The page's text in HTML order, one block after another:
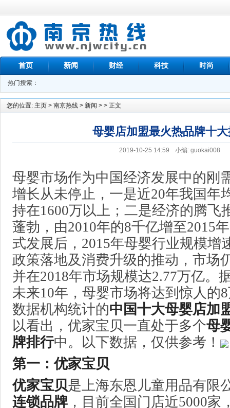
首页 新闻 财经 科技 时尚
热门搜索：
您的位置: 主页 > 南京热线 > 新闻 > > 正文
母婴店加盟最火热品牌十
2019-10-25 14:59 小编: guokai008
母婴市场作为中国经济发展中的刚
增长从未停止，一是近20年我国年
持在1600万以上；二是经济的腾飞
蓬勃，由2010年的8千亿增至2015
式发展后，2015年母婴行业规模增
政策落地及消费升级的推动，市场
并在2018年市场规模达2.77万亿。
未来10年，母婴市场将达到惊人的
数据机构统计的中国十大母婴店加
以看出，优家宝贝一直处于多个母
牌排行中。以下数据，仅供参考！
第一：优家宝贝
优家宝贝是上海东恩儿童用品有限
连锁品牌 ，目前全国门店近5000家